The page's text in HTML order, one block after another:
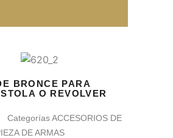
BRONCE PARA
O REVOLVER
CategoríasACCESORIOS DE
DE ARMAS